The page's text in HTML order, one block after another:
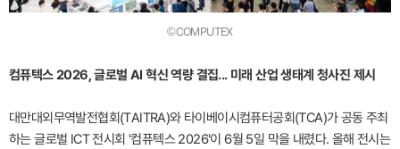
©COMPUTEX
컴퓨텍스 2026, 글로벌 AI 혁신 역량 결집... 미래 산업 생태계 청사진 제시
대만대외무역발전협회(TAITRA)와 타이베이시컴퓨터공회(TCA)가 공동 주최
하는 글로벌 ICT 전시회 '컴퓨텍스 2026'이 6월 5일 막을 내렸다. 올해 전시는